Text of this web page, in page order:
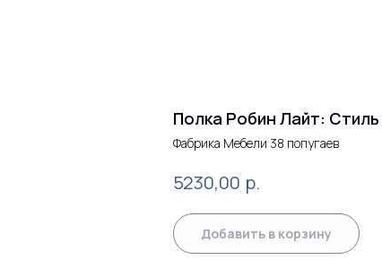
Полка Робин Лайт:
Фабрика Мебели 38 попугаев
5230,00 р.
Добавить в корзину